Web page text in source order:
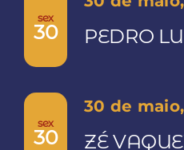
sex
30 PEDRO
sex
30 ZÉ
30 de